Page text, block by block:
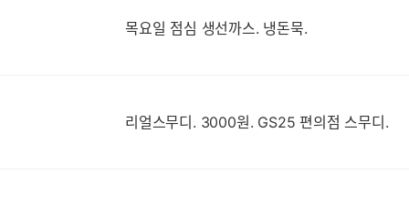
목요일 점심 생선까스. 냉돈묵.
리얼스무디. 3000원. GS25 편의점 스무디.